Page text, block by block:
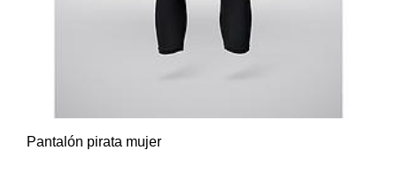
Pantalón pirata mujer